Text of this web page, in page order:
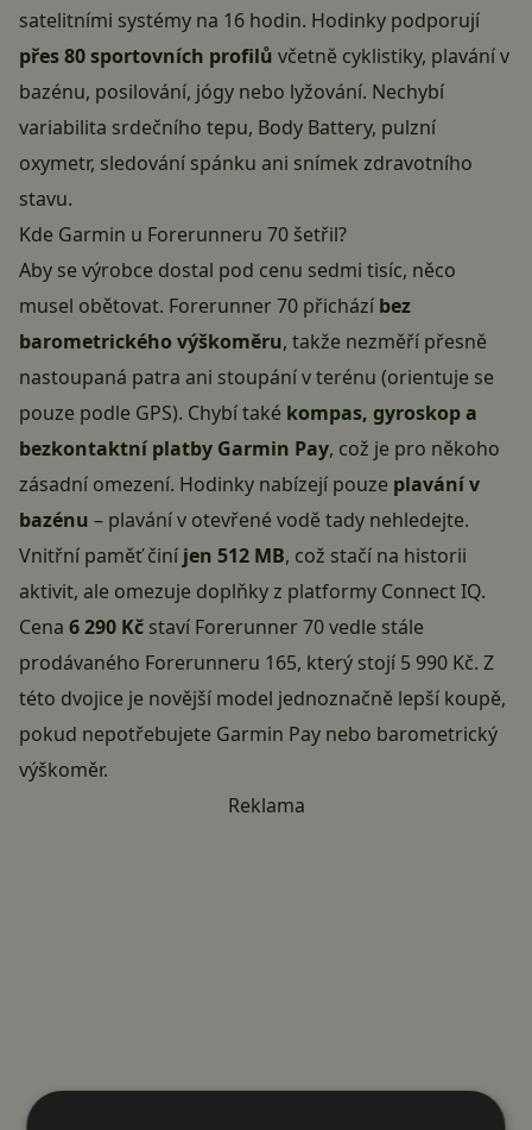
satelitními systémy na 16 hodin. Hodinky podporují
přes 80 sportovních profilů včetně cyklistiky, plavání v
bazénu, posilování, jógy nebo lyžování. Nechybí
variabilita srdečního tepu, Body Battery, pulzní
oxymetr, sledování spánku ani snímek zdravotního
stavu.
Kde Garmin u Forerunneru 70 šetřil?
Aby se výrobce dostal pod cenu sedmi tisíc, něco
musel obětovat. Forerunner 70 přichází bez
barometrického výškoměru, takže nezměří přesně
nastoupaná patra ani stoupání v terénu (orientuje se
pouze podle GPS). Chybí také kompas, gyroskop a
bezkontaktní platby Garmin Pay, což je pro někoho
zásadní omezení. Hodinky nabízejí pouze plavání v
bazénu – plavání v otevřené vodě tady nehledejte.
Vnitřní paměť činí jen 512 MB, což stačí na historii
aktivit, ale omezuje doplňky z platformy Connect IQ.
Cena 6 290 Kč staví Forerunner 70 vedle stále
prodávaného Forerunneru 165, který stojí 5 990 Kč. Z
této dvojice je novější model jednoznačně lepší koupě,
pokud nepotřebujete Garmin Pay nebo barometrický
výškoměr.
Reklama